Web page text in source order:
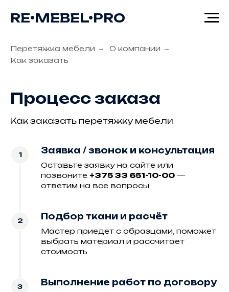
RE•MEBEL•PRO
Перетяжка мебели → О компании →
Как заказать
Процесс заказа
Как заказать перетяжку мебели
Заявка / звонок и консультация
Оставьте заявку на сайте или
позвоните +375 33 651-10-00 —
ответим на все вопросы
Подбор ткани и расчёт
Мастер приедет с образцами, поможет
выбрать материал и рассчитает
стоимость
Выполнение работ по договору